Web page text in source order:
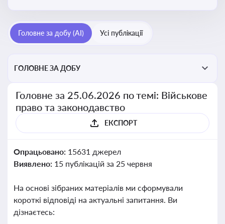
військовослужбовців у воєнний час
Головне за добу (AI) Усі публікації
ГОЛОВНЕ ЗА ДОБУ
Головне за 25.06.2026 по темі: Військове
право та законодавство
ЕКСПОРТ
Опрацьовано: 15631 джерел
Виявлено: 15 публікацій за 25 червня
На основі зібраних матеріалів ми сформували
короткі відповіді на актуальні запитання. Ви
дізнаєтесь: